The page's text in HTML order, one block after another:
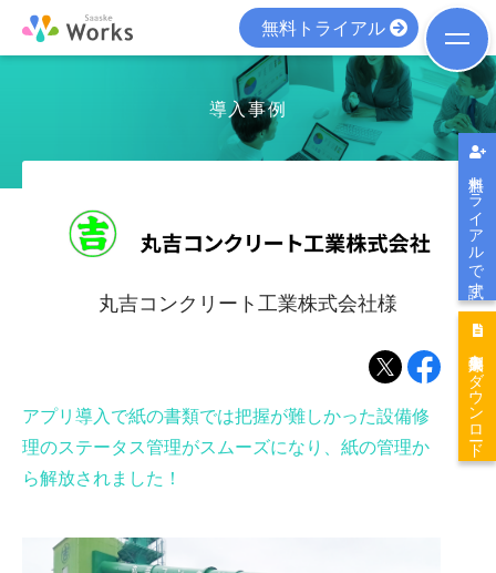
無料トライアルで試す
導入事例集をダウンロード
無料トライアル
導入事例
丸吉コンクリート工業株式会社様
アプリ導入で紙の書類では把握が難しかった設備修
理のステータス管理がスムーズになり、紙の管理か
ら解放されました！